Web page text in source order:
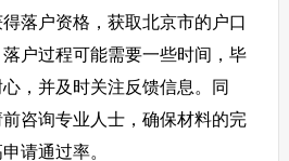
落户资格，获取北京市的户口
户过程可能需要一些时间，毕
，并及时关注反馈信息。同
咨询专业人士，确保材料的完
请通过率。